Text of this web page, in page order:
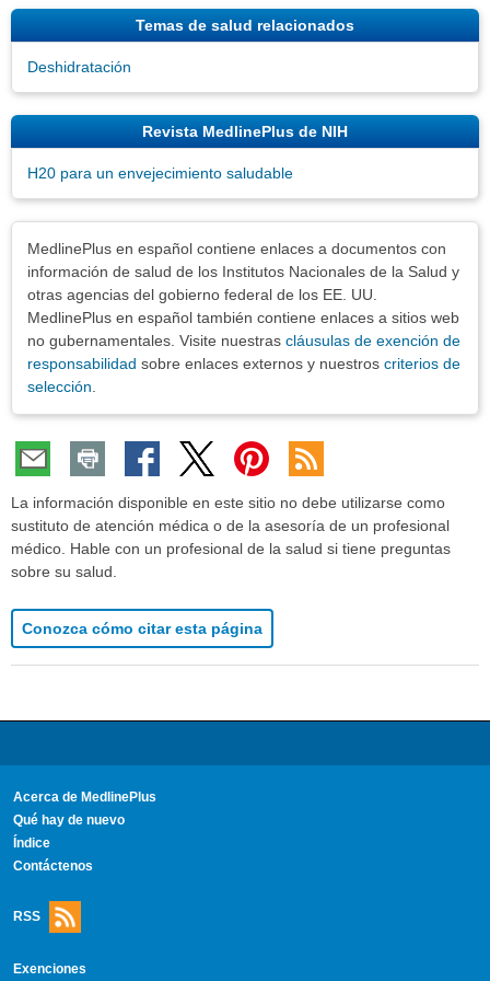
Temas de salud relacionados
Deshidratación
Revista MedlinePlus de NIH
H20 para un envejecimiento saludable
MedlinePlus en español contiene enlaces a documentos con
información de salud de los Institutos Nacionales de la Salud y
otras agencias del gobierno federal de los EE. UU.
MedlinePlus en español también contiene enlaces a sitios web
no gubernamentales. Visite nuestras cláusulas de exención de
responsabilidad sobre enlaces externos y nuestros criterios de
selección
La información disponible en este sitio no debe utilizarse como
sustituto de atención médica o de la asesoría de un profesional
médico. Hable con un profesional de la salud si tiene preguntas
sobre su salud.
Conozca cómo citar esta página
Acerca de MedlinePlus
Qué hay de nuevo
Índice
Contáctenos
RSS
Exenciones